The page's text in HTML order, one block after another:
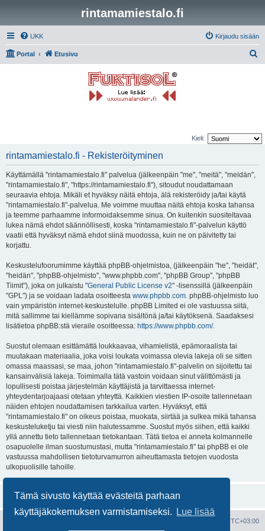
Tämä sivusto käyttää evästeitä parhaan
käyttäjäkokemuksen varmistamiseksi.
Lue lisää
rintamamiestalo.fi
UKK Kirjaudu sisään
Portal Etusivu
Kieli:
rintamamiestalo.fi - Rekisteröityminen
Käyttämällä "rintamamiestalo.fi" palvelua (jälkeenpäin "me", "meitä", "meidän",
"rintamamiestalo.fi", "https://rintamamiestalo.fi"), sitoudut noudattamaan
seuraavia ehtoja. Mikäli et hyväksy näitä ehtoja, älä rekisteröidy ja/tai käytä
"rintamamiestalo.fi"-palvelua. Me voimme muuttaa näitä ehtoja koska tahansa
ja teemme parhaamme informoidaksemme sinua. On kuitenkin suositeltavaa
lukea nämä ehdot säännöllisesti, koska "rintamamiestalo.fi"-palvelun käyttö
vaatii että hyväksyt nämä ehdot siinä muodossa, kuin ne on päivitetty tai
korjattu.
Keskustelufoorumimme käyttää phpBB-ohjelmistoa, (jälkeenpäin "he", "heidät",
"heidän", "phpBB-ohjelmisto", "www.phpbb.com", "phpBB Group", "phpBB
Tiimit"), joka on julkaistu "General Public License v2" -lisenssillä (jälkeenpäin
"GPL") ja se voidaan ladata osoitteesta www.phpbb.com. phpBB-ohjelmisto luo
vain ympäristön internet-keskustelulle. phpBB Limited ei ole vastuussa siitä,
mitä sallimme tai kiellämme sopivana sisältönä ja/tai käytöksenä. Saadaksesi
lisätietoa phpBB:stä vieraile osoitteessa: https://www.phpbb.com/.
Suostut olemaan esittämättä loukkaavaa, vihamielistä, epämoraalista tai
muutakaan materiaalia, joka voisi loukata voimassa olevia lakeja oli se sitten
omassa maassasi, se maa, johon "rintamamiestalo.fi"-palvelin on sijoitettu tai
kansainvälisiä lakeja. Toimimalla tätä vastoin voidaan sinut välittömästi ja
lopullisesti poistaa järjestelmän käyttäjistä ja tarvittaessa internet-
yhteydentarjoajaasi otetaan yhteyttä. Kaikkien viestien IP-osoite tallennetaan
näiden ehtojen noudattamisen tarkkailua varten. Hyväksyt, että
"rintamamiestalo.fi" on oikeus poistaa, muokata, siirtää ja sulkea mikä tahansa
keskusteluketju tai viesti niin halutessamme. Suostut myös siihen, että kaikki
yllä annettu tieto tallennetaan tietokantaan. Tätä tietoa ei anneta kolmannelle
osapuolelle ilman suostumustasi, mutta "rintamamiestalo.fi" tai phpBB ei ole
vastuussa mahdollisen tietoturvamurron aiheuttamasta tietojen vuodosta
ulkopuolisille tahoille.
UTC+03:00